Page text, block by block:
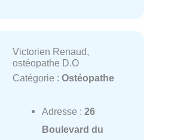
Victorien Renaud,
ostéopathe D.O
Catégorie : Ostéopathe
Adresse : 26
Boulevard du